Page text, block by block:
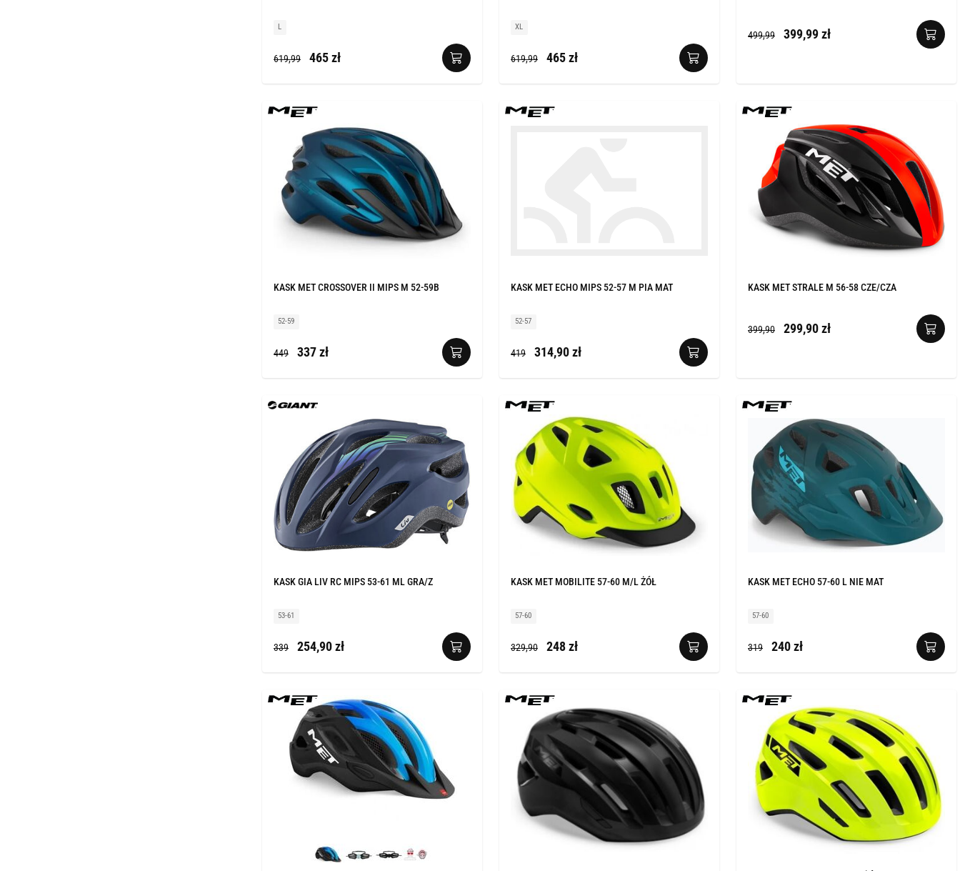
L
619,99 465 zł
XL
619,99 465 zł
499,99 399,99 zł
KASK MET CROSSOVER II MIPS M 52-59B
52-59
449 337 zł
KASK MET ECHO MIPS 52-57 M PIA MAT
52-57
419 314,90 zł
KASK MET STRALE M 56-58 CZE/CZA
399,90 299,90 zł
KASK GIA LIV RC MIPS 53-61 ML GRA/Z
53-61
339 254,90 zł
KASK MET MOBILITE 57-60 M/L ŻÓŁ
57-60
329,90 248 zł
KASK MET ECHO 57-60 L NIE MAT
57-60
319 240 zł